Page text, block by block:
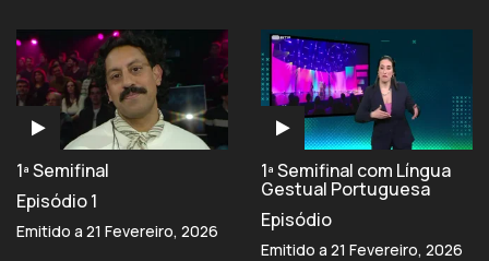
1ª Semifinal
Episódio 1
Emitido a 21 Fevereiro, 2026
1ª Semifinal com Língua
Gestual Portuguesa
Episódio
Emitido a 21 Fevereiro, 2026